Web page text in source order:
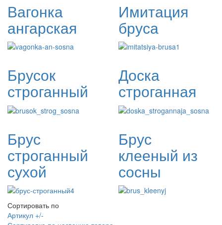
Вагонка
ангарская
Имитация
бруса
Брусок
строганный
Доска
строганная
Брус
строганный
сухой
Брус
клееный из
сосны
Сортировать по
Артикул +/-